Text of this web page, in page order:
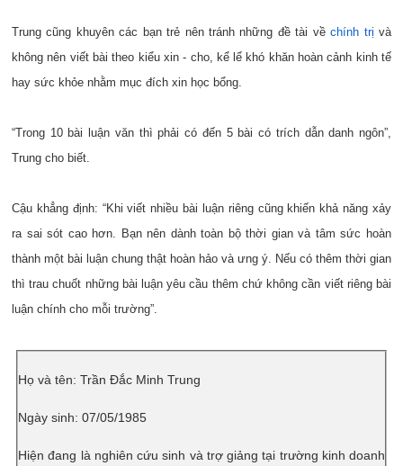
Trung cũng khuyên các bạn trẻ nên tránh những đề tài vềchính trị và
không nên viết bài theo kiểu xin - cho, kể lể khó khăn hoàn cảnh kinh tế
hay sức khỏe nhằm mục đích xin học bổng.
“Trong 10 bài luận văn thì phải có đến 5 bài có trích dẫn danh ngôn”,
Trung cho biết.
Cậu khẳng định: “Khi viết nhiều bài luận riêng cũng khiến khả năng xảy
ra sai sót cao hơn. Bạn nên dành toàn bộ thời gian và tâm sức hoàn
thành một bài luận chung thật hoàn hảo và ưng ý. Nếu có thêm thời gian
thì trau chuốt những bài luận yêu cầu thêm chứ không cần viết riêng bài
luận chính cho mỗi trường”.
Họ và tên: Trần Đắc Minh Trung
Ngày sinh: 07/05/1985
Hiện đang là nghiên cứu sinh và trợ giảng tại trường kinh doanh